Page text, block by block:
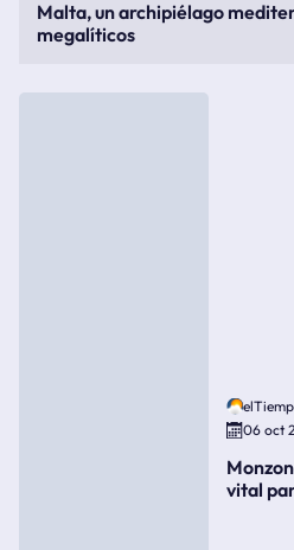
Malta, un archipiélago
megalíticos
06 oct
vital